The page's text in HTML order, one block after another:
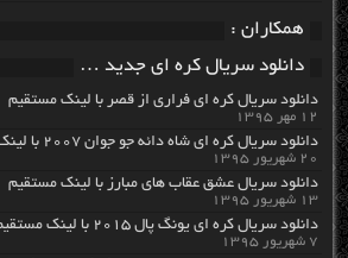
همکاران :
دانلود سریال کره ای جدید …
دانلود سریال کره ای فراری از قصر با لینک مستقیم
۱۲ مهر ۱۳۹۵
دانلود سریال کره ای شاه دائه جو جوان ۲۰۰۷ با لینک مستقیم
۲۰ شهریور ۱۳۹۵
دانلود سریال عشق عقاب های مبارز با لینک مستقیم
۱۳ شهریور ۱۳۹۵
دانلود سریال کره ای یونگ پال ۲۰۱۵ با لینک مستقیم
۷ شهریور ۱۳۹۵